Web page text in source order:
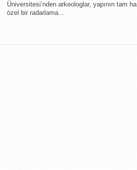
Üniversitesi’nden arkeologlar, yapının tam
özel bir radarlama...